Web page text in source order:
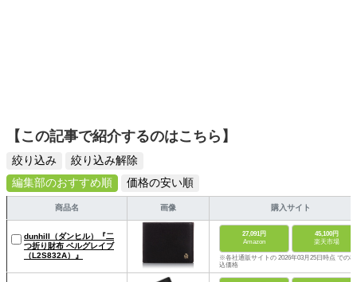
【この記事で紹介するのはこちら】
絞り込み
絞り込み解除
編集部のおすすめ順
価格の安い順
商品名 画像 購入サイト
dunhill（ダンヒル）『二
つ折り財布 ベルグレイブ
（L2S832A）』
27,091円
Amazon
45,100円
楽天市場
※各社通販サイトの 2026年03月25日時点 での税
込価格